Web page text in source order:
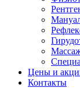
Цены и
Контакты